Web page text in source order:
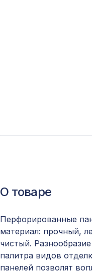
О товаре
Перфорированные
материал: прочный,
чистый.
палитра видов
панелей позволят